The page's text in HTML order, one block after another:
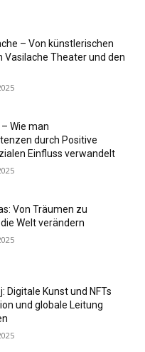
– Von künstlerischen
Vasilache Theater und den
Wie man
durch Positive
Einfluss verwandelt
Von Träumen zu
Welt verändern
Digitale Kunst und NFTs
und globale Leitung